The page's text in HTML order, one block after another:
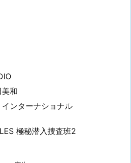
和
ンターナショナル
極秘潜入捜査班2